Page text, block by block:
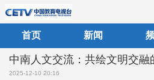
首页 新闻
中南人文交流：共绘文明交融
2025-12-10 20:16